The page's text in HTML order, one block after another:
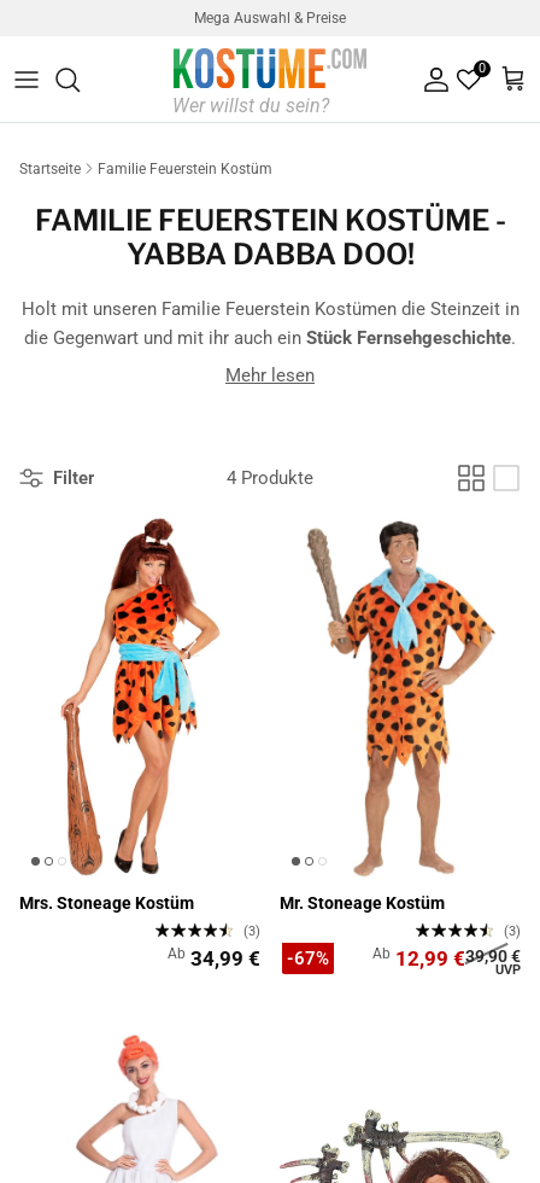
Mega Auswahl & Preise
0
Konto
Startseite Familie Feuerstein Kostüm
FAMILIE FEUERSTEIN KOSTÜME -
YABBA DABBA DOO!
Holt mit unseren Familie Feuerstein Kostümen die Steinzeit in
die Gegenwart und mit ihr auch ein Stück Fernsehgeschichte.
Die große Auswahl an Flintstones Kostümen hält Solo-, Paar-
Mehr lesen
Filter 4 Produkte
Mrs. Stoneage Kostüm
(3)
Ab 34,99 €
Mr. Stoneage Kostüm
(3)
Ab 12,99 €39,90 €
-67%